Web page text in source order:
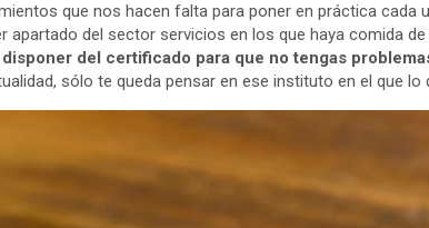
que nos hacen falta para poner en práctica cada
apartado del sector servicios en los que haya comida
disponer del certificado para que no tengas
sólo te queda pensar en ese instituto en el que lo